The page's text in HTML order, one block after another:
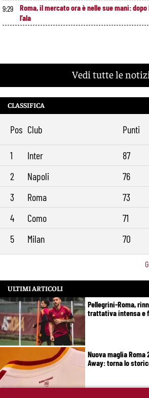
9:29
Roma, il mercato ora è nelle sue mani:
l’ala
Vedi tutte le
CLASSIFICA
Pos Club Punti
1 Inter
87
2
Napoli
76
3
Roma
73
4
Como
71
5
Milan 70
ULTIMI ARTICOLI
Pellegrini-Roma,
trattativa intensa e
Nuova maglia
Away: torna lo